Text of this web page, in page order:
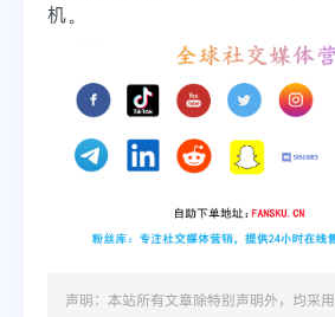
机。
声明：本站所有文章除特别声明外，均采用